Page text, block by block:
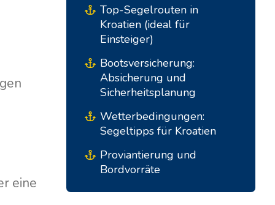
eine
Top-Segelrouten in
Kroatien (ideal für
Einsteiger)
Bootsversicherung:
Absicherung und
Sicherheitsplanung
Wetterbedingungen:
Segeltipps für Kroatien
Proviantierung und
Bordvorräte
Südbasen
Marina Kremik, Primošten
Marina Frapa, Rogoznica
Yachtclub Seget - Marina
Baotic
Zentrale Basen
Marina Šangulin, Biograd
ACI Marina Vodice
D-Marin Dalmacija,